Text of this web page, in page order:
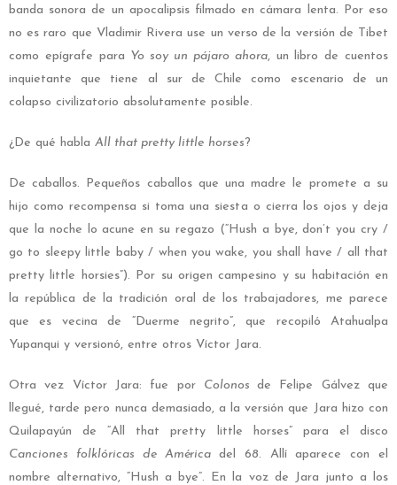
banda sonora de un apocalipsis filmado en cámara lenta. Por eso
no es raro que Vladimir Rivera use un verso de la versión de Tibet
como epígrafe para Yo soy un pájaro ahora, un libro de cuentos
inquietante que tiene al sur de Chile como escenario de un
colapso civilizatorio absolutamente posible.
¿De qué habla All that pretty little horses?
De caballos. Pequeños caballos que una madre le promete a su
hijo como recompensa si toma una siesta o cierra los ojos y deja
que la noche lo acune en su regazo (“Hush a bye, don’t you cry /
go to sleepy little baby / when you wake, you shall have / all that
pretty little horsies”). Por su origen campesino y su habitación en
la república de la tradición oral de los trabajadores, me parece
que es vecina de “Duerme negrito”, que recopiló Atahualpa
Yupanqui y versionó, entre otros Víctor Jara.
Otra vez Víctor Jara: fue por Colonosde Felipe Gálvez que
llegué, tarde pero nunca demasiado, a la versión que Jara hizo con
Quilapayún de “All that pretty little horses” para el disco
Canciones folklóricas de Américadel 68. Allí aparece con el
nombre alternativo, “Hush a bye”. En la voz de Jara junto a los